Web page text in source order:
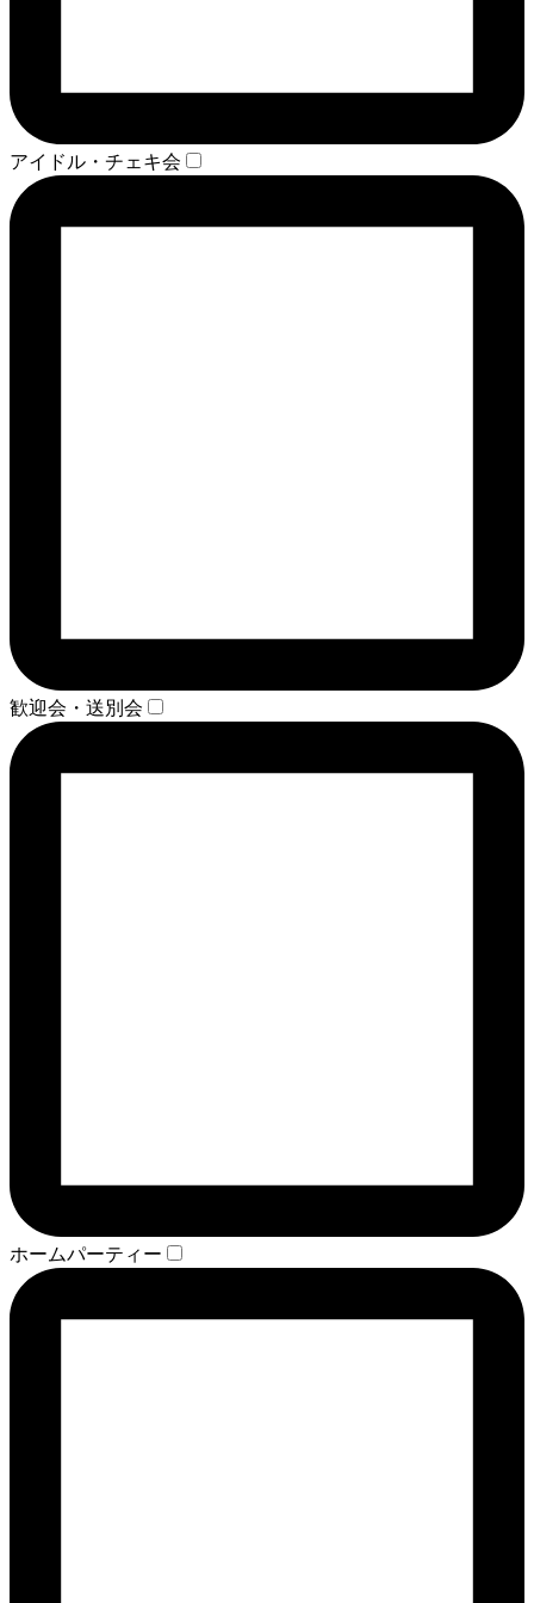
アイドル・チェキ会
歓迎会・送別会
ホームパーティー